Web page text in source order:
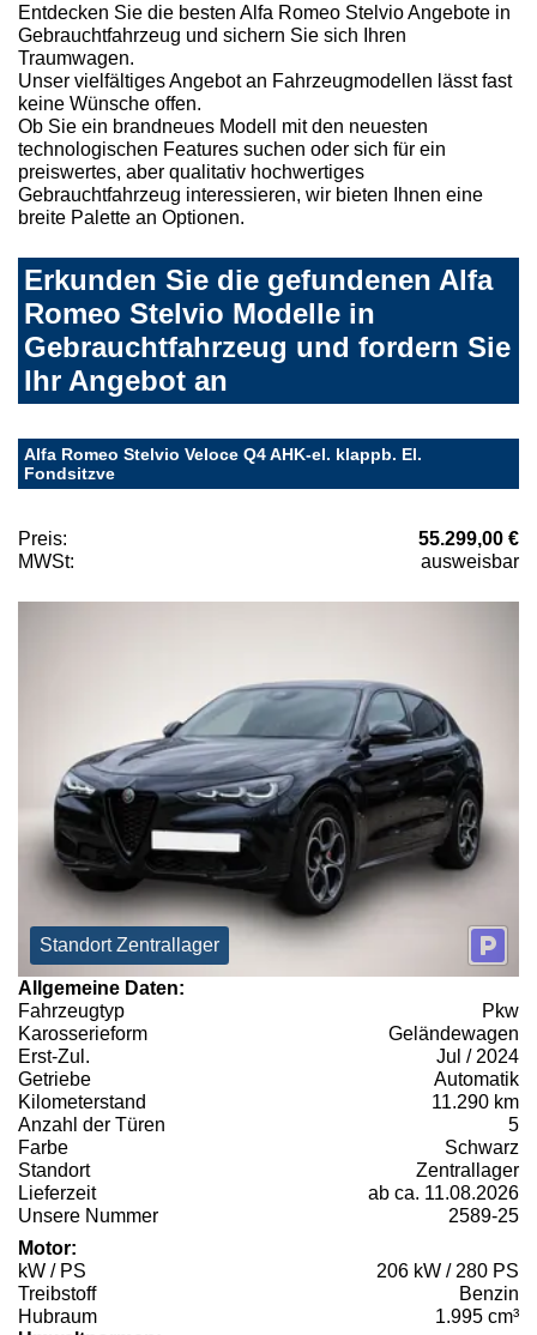
Entdecken Sie die besten Alfa Romeo Stelvio Angebote in
Gebrauchtfahrzeug und sichern Sie sich Ihren
Traumwagen.
Unser vielfältiges Angebot an Fahrzeugmodellen lässt fast
keine Wünsche offen.
Ob Sie ein brandneues Modell mit den neuesten
technologischen Features suchen oder sich für ein
preiswertes, aber qualitativ hochwertiges
Gebrauchtfahrzeug interessieren, wir bieten Ihnen eine
breite Palette an Optionen.
Erkunden Sie die gefundenen Alfa
Romeo Stelvio Modelle in
Gebrauchtfahrzeug und fordern Sie
Ihr Angebot an
Alfa Romeo Stelvio Veloce Q4 AHK-el. klappb. El.
Fondsitzve
Preis:
55.299,00 €
MWSt:
ausweisbar
Standort Zentrallager
Allgemeine Daten:
Fahrzeugtyp
Pkw
Karosserieform
Geländewagen
Erst-Zul.
Jul / 2024
Getriebe
Automatik
Kilometerstand
11.290 km
Anzahl der Türen
5
Farbe
Schwarz
Standort
Zentrallager
Lieferzeit
ab ca. 11.08.2026
Unsere Nummer
2589-25
Motor:
kW / PS
206 kW / 280 PS
Treibstoff
Benzin
Hubraum
1.995 cm³